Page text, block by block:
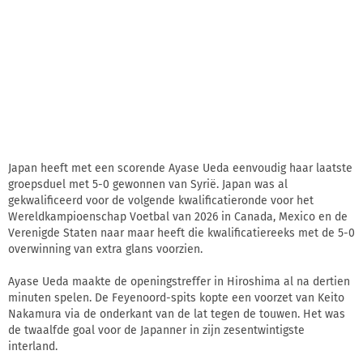
Japan heeft met een scorende Ayase Ueda eenvoudig haar laatste
groepsduel met 5-0 gewonnen van Syrië. Japan was al
gekwalificeerd voor de volgende kwalificatieronde voor het
Wereldkampioenschap Voetbal van 2026 in Canada, Mexico en de
Verenigde Staten naar maar heeft die kwalificatiereeks met de 5-0
overwinning van extra glans voorzien.
Ayase Ueda maakte de openingstreffer in Hiroshima al na dertien
minuten spelen. De Feyenoord-spits kopte een voorzet van Keito
Nakamura via de onderkant van de lat tegen de touwen. Het was
de twaalfde goal voor de Japanner in zijn zesentwintigste
interland.